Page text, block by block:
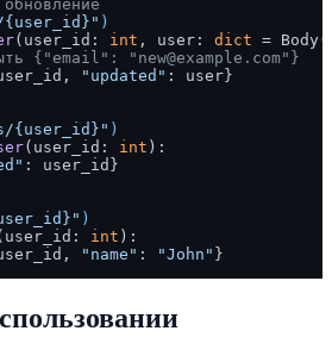
)
( user_id: int , user: dict = Body(
{"email": "new@example.com"}
"updated" : user}
{user_id}" )
( user_id: int ):
: user_id}
)
user_id: int ):
"name" : "John"